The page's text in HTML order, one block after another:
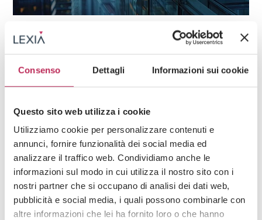
Consenso Dettagli Informazioni sui cookie
Questo sito web utilizza i cookie
Utilizziamo cookie per personalizzare contenuti e
annunci, fornire funzionalità dei social media ed
analizzare il traffico web. Condividiamo anche le
informazioni sul modo in cui utilizza il nostro sito con i
nostri partner che si occupano di analisi dei dati web,
pubblicità e social media, i quali possono combinarle con
altre informazioni che lei ha fornito loro o che hanno
Iscriviti alla newsletter
Newsletter
Nachricht,
17. Oktober 2025
Reform of the Italian Financial Act (TUF): key
innovation for issuers